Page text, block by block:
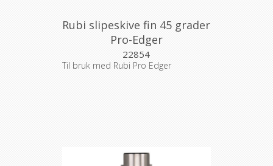
Rubi slipeskive fin 45 grader
Pro-Edger
22854
Til bruk med Rubi Pro Edger